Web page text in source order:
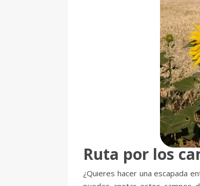
Ruta por los
¿Quieres hacer una escapada